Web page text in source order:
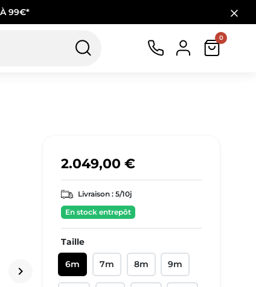
À 99€*
0
Suivant
keyboard_arrow_right
2.049,00 €
Livraison :5/10j
En stock entrepôt
Taille
6m 7m 8m 9m